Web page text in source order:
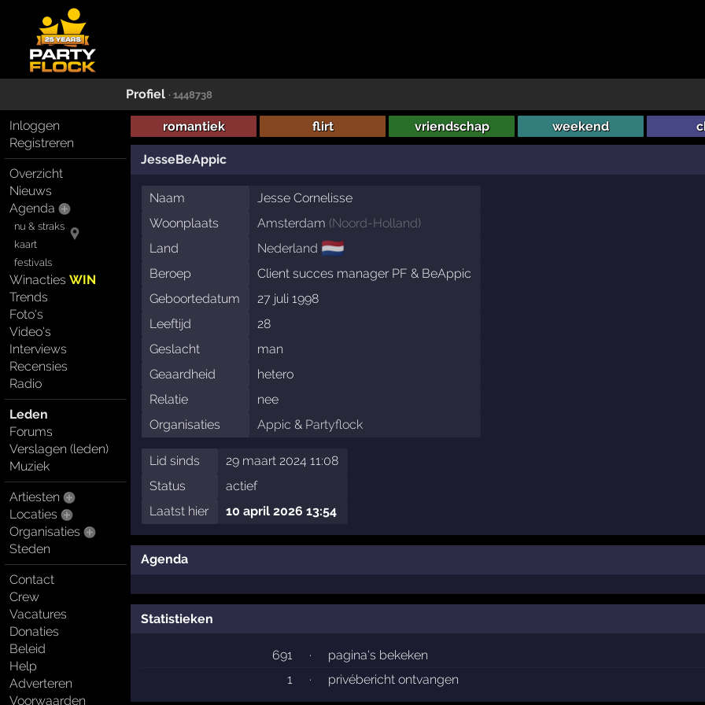
Profiel · 1448738
Inloggen
Registreren
Overzicht
Nieuws
Agenda
nu & straks
kaart
festivals
WinactiesWIN
Trends
Foto's
Video's
Interviews
Recensies
Radio
Leden
Forums
Verslagen (leden)
Muziek
Artiesten
Locaties
Organisaties
Steden
Contact
Crew
Vacatures
Donaties
Beleid
Help
Adverteren
Voorwaarden
romantiek flirt vriendschap weekend
JesseBeAppic
Naam
Jesse Cornelisse
Woonplaats
Amsterdam (Noord-Holland)
Land
Nederland 🇳🇱
Beroep
Client succes manager PF & BeAppic
Geboortedatum
27 juli 1998
Leeftijd
28
Geslacht
man
Geaardheid
hetero
Relatie
nee
Organisaties
Appic & Partyflock
Lid sinds
29 maart 2024 11:08
Status
actief
Laatst hier
10 april 2026 13:54
Agenda
Statistieken
691 ·
pagina's bekeken
1
· privébericht ontvangen